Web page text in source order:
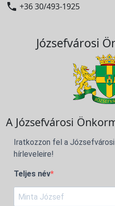
 +36 30/493-1925
Józsefvárosi
A Józsefvárosi
Iratkozzon fel a
hírleveleire!
Teljes név